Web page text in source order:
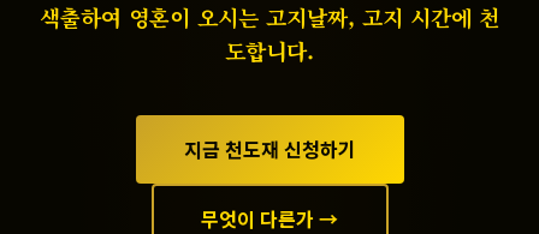
색출하여 영혼이 오시는 고지날짜, 고지 시간에 천
도합니다.
지금 천도재 신청하기
무엇이 다른가 →